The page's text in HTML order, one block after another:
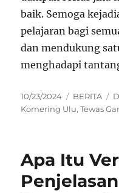
baik. Semoga
pelajaran bagi
dan mendukung
menghadapi
Posted
on
10/23/2024 Categories
BERITA
Komering Ulu,Tewas
Apa Itu